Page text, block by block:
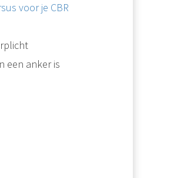
voor je CBR
een anker is